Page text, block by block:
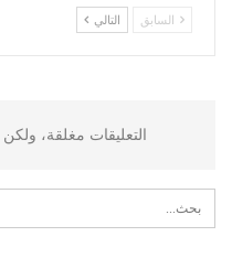
السابق التالي
التعليقات مغلقة، ولكن